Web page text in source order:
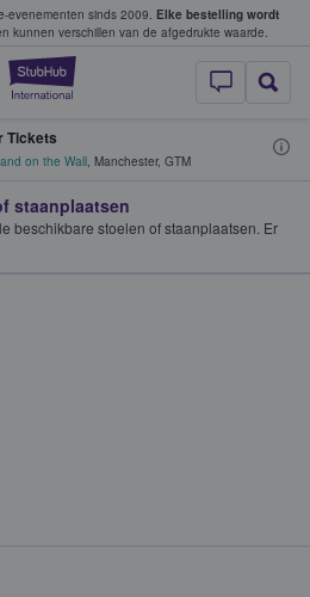
evenementen sinds 2009. Elke bestelling wordt
kunnen verschillen van de afgedrukte waarde.
StubHub: waar
verkopen
Tickets
on the Wall, Manchester, GTM
staanplaatsen
beschikbare stoelen of staanplaatsen. Er